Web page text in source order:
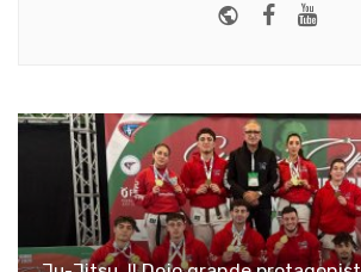
Website